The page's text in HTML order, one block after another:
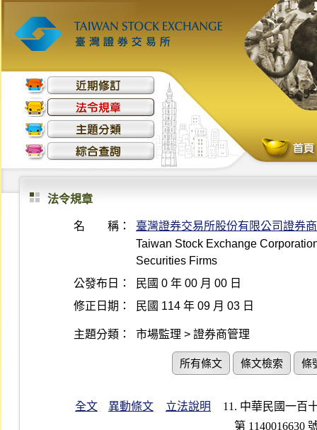
法令規章
名 稱：
臺灣證券交易所股份有限公司證券
Taiwan Stock Exchange
Securities Firms
公發布日：
民國 0 年 00 月 00 日
修正日期：
民國 114 年 09 月 03 日
主題分類： 市場監理 > 證券商管理
所有條文 條文檢索 條
全文 異動條文 立法說明
11. 中華民國一百